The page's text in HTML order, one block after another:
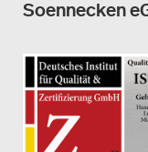
Soennecken